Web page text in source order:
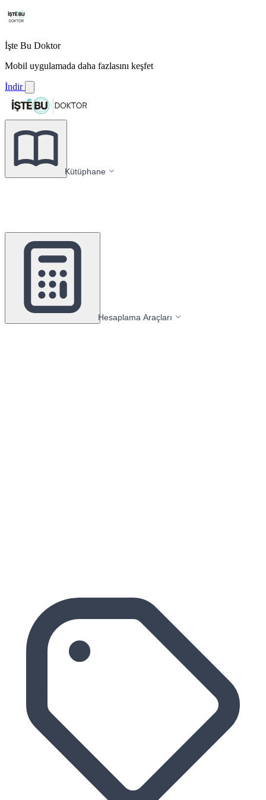
İşte Bu Doktor
Mobil uygulamada daha fazlasını keşfet
İndir
Kütüphane
Hesaplama Araçları